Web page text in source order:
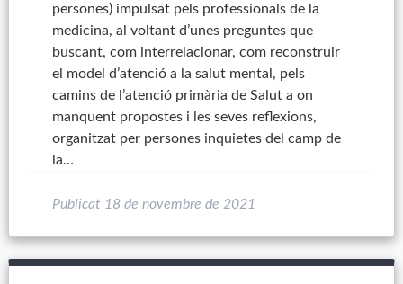
persones) impulsat pels professionals de la
medicina, al voltant d’unes preguntes que
buscant, com interrelacionar, com reconstruir
el model d’atenció a la salut mental, pels
camins de l’atenció primària de Salut a on
manquent propostes i les seves reflexions,
organitzat per persones inquietes del camp de
la…
Publicat 18 de novembre de 2021